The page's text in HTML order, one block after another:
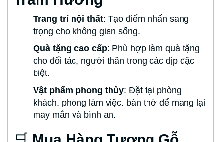
Trang trí nội thất: Tạo điểm nhấn sang
trọng cho không gian sống.
Quà tặng cao cấp: Phù hợp làm quà tặng
cho đối tác, người thân trong các dịp đặc
biệt.
Vật phẩm phong thủy: Đặt tại phòng
khách, phòng làm việc, bàn thờ để mang lại
may mắn và bình an.